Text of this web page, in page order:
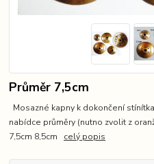
Průměr 7,5cm
Mosazné kapny k dokončení
nabídce průměry (nutno zvolit z
7,5cm 8,5cm celý popis